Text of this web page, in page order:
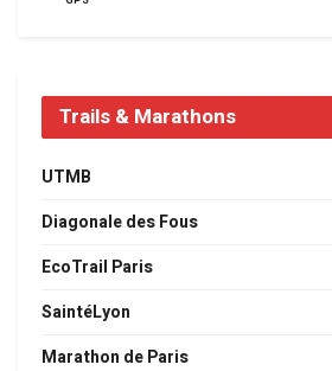
Trails & Marathons
UTMB
Diagonale des Fous
EcoTrail Paris
SaintéLyon
Marathon de Paris